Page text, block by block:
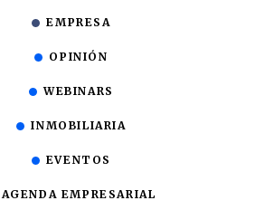
EMPRESA
OPINIÓN
WEBINARS
INMOBILIARIA
EVENTOS
AGENDA EMPRESARIAL